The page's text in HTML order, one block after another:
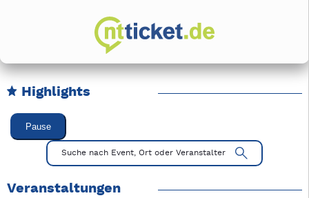
Highlights
Karussell Veranstaltungen überspringen
Pause
Mit Tab zu den Steuerelementen wechseln. Mit Pfeiltasten
Suche nach Event, Ort oder Veranstalter
Veranstaltungen